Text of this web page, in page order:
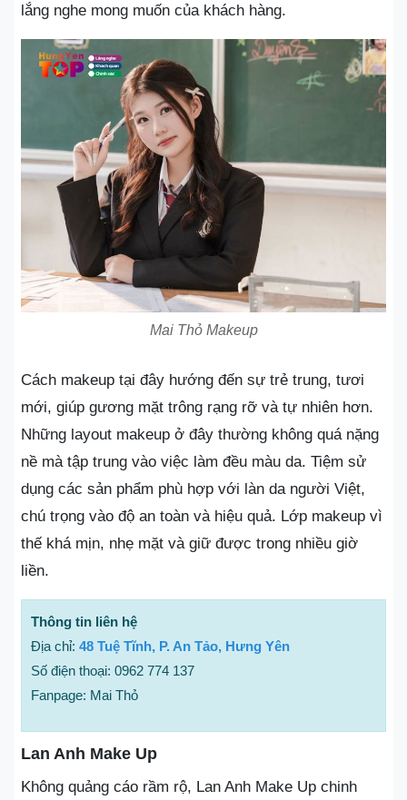
lắng nghe mong muốn của khách hàng.
Mai Thỏ Makeup
Cách makeup tại đây hướng đến sự trẻ trung, tươi
mới, giúp gương mặt trông rạng rỡ và tự nhiên hơn.
Những layout makeup ở đây thường không quá nặng
nề mà tập trung vào việc làm đều màu da. Tiệm sử
dụng các sản phẩm phù hợp với làn da người Việt,
chú trọng vào độ an toàn và hiệu quả. Lớp makeup vì
thế khá mịn, nhẹ mặt và giữ được trong nhiều giờ
liền.
Thông tin liên hệ
Địa chỉ: 48 Tuệ Tĩnh, P. An Tảo, Hưng Yên
Số điện thoại: 0962 774 137
Fanpage: Mai Thỏ
Lan Anh Make Up
Không quảng cáo rầm rộ, Lan Anh Make Up chinh